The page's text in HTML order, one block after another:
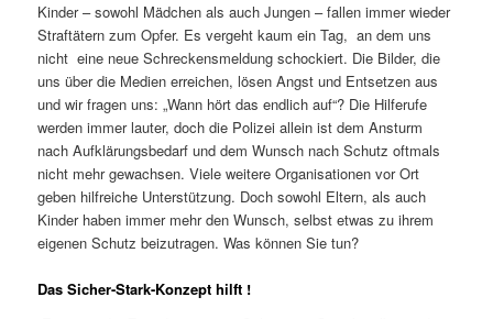
Kinder – sowohl Mädchen als auch Jungen – fallen immer wieder
Straftätern zum Opfer. Es vergeht kaum ein Tag, an dem uns
nicht eine neue Schreckensmeldung schockiert. Die Bilder, die
uns über die Medien erreichen, lösen Angst und Entsetzen aus
und wir fragen uns: „Wann hört das endlich auf“? Die Hilferufe
werden immer lauter, doch die Polizei allein ist dem Ansturm
nach Aufklärungsbedarf und dem Wunsch nach Schutz oftmals
nicht mehr gewachsen. Viele weitere Organisationen vor Ort
geben hilfreiche Unterstützung. Doch sowohl Eltern, als auch
Kinder haben immer mehr den Wunsch, selbst etwas zu ihrem
eigenen Schutz beizutragen. Was können Sie tun?
Das Sicher-Stark-Konzept hilft !